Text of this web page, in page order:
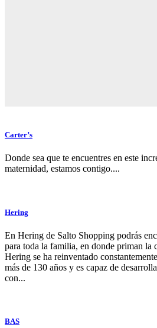
Carter’s
Donde sea que te encuentres en este
maternidad, estamos contigo....
Hering
En Hering de Salto Shopping podrás
para toda la familia, en donde priman la
Hering se ha reinventado
más de 130 años y es capaz de
con...
BAS